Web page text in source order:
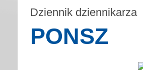
Dziennik dziennikarza
PONSZ